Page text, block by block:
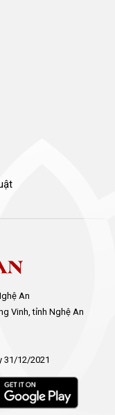
An
Vinh, tỉnh Nghệ An
31/12/2021